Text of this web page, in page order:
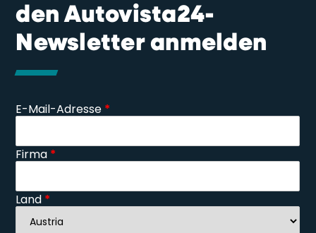
den Autovista24-
Newsletter anmelden